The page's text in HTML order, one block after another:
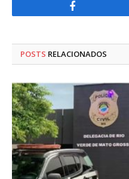
Facebook
POSTS RELACIONADOS